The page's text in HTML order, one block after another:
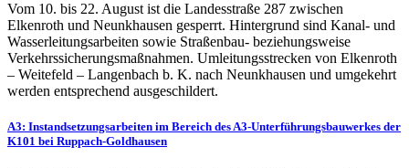
Vom 10. bis 22. August ist die Landesstraße 287 zwischen
Elkenroth und Neunkhausen gesperrt. Hintergrund sind Kanal- und
Wasserleitungsarbeiten sowie Straßenbau- beziehungsweise
Verkehrssicherungsmaßnahmen. Umleitungsstrecken von Elkenroth
– Weitefeld – Langenbach b. K. nach Neunkhausen und umgekehrt
werden entsprechend ausgeschildert.
A3: Instandsetzungsarbeiten im Bereich des A3-Unterführungsbauwerkes der
K101 bei Ruppach-Goldhausen